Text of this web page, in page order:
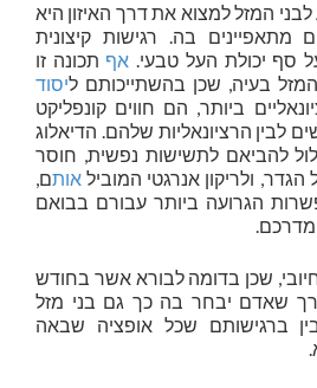
המזל למצוא את דרך האיזון היא
בה. רגישות קיצונית
סף יכולת העל טבעי. אף תכונה זו
המזל בעיה, שכן בהשתייכותם ליסוד
ביותר, הם חווים קונפליקט
לבין הרציונאליות שלהם. הדיאלוג
להביאם לתשישות נפשית, חוסר
ולריקון אנרגטי המוביל אותם,
הגרועה ביותר עבורם בבואם
חיובי, שכן בדומה לבורא אשר בחודש
שאדם יבחר בה כך גם בני מזל
ברגישותם שכל אופציה שבאה